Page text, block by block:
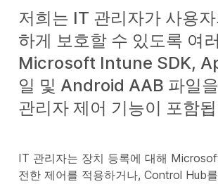
저희는 IT 관리자가 사용
하게 보호할 수 있도록 여
Microsoft Intune SDK,
일 및 Android AAB 파일
관리자 제어 기능이 포함
IT 관리자는 장치 등록에 대해
전한 제어를 적용하거나, Control Hub